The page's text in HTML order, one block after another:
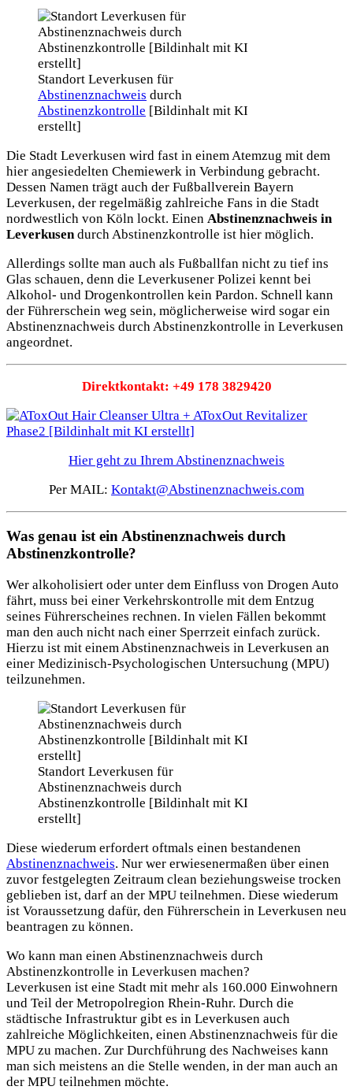
Standort Leverkusen für
Abstinenznachweis durch
Abstinenzkontrolle [Bildinhalt mit KI
erstellt]
Die Stadt Leverkusen wird fast in einem Atemzug mit dem
hier angesiedelten Chemiewerk in Verbindung gebracht.
Dessen Namen trägt auch der Fußballverein Bayern
Leverkusen, der regelmäßig zahlreiche Fans in die Stadt
nordwestlich von Köln lockt. Einen Abstinenznachweis in
Leverkusen durch Abstinenzkontrolle ist hier möglich.
Allerdings sollte man auch als Fußballfan nicht zu tief ins
Glas schauen, denn die Leverkusener Polizei kennt bei
Alkohol- und Drogenkontrollen kein Pardon. Schnell kann
der Führerschein weg sein, möglicherweise wird sogar ein
Abstinenznachweis durch Abstinenzkontrolle in Leverkusen
angeordnet.
Direktkontakt: +49 178 3829420
Hier geht zu Ihrem Abstinenznachweis
Per MAIL: Kontakt@Abstinenznachweis.com
Was genau ist ein Abstinenznachweis durch
Abstinenzkontrolle?
Wer alkoholisiert oder unter dem Einfluss von Drogen Auto
fährt, muss bei einer Verkehrskontrolle mit dem Entzug
seines Führerscheines rechnen. In vielen Fällen bekommt
man den auch nicht nach einer Sperrzeit einfach zurück.
Hierzu ist mit einem Abstinenznachweis in Leverkusen an
einer Medizinisch-Psychologischen Untersuchung (MPU)
teilzunehmen.
Standort Leverkusen für
Abstinenznachweis durch
Abstinenzkontrolle [Bildinhalt mit KI
erstellt]
Diese wiederum erfordert oftmals einen bestandenen
Abstinenznachweis. Nur wer erwiesenermaßen über einen
zuvor festgelegten Zeitraum clean beziehungsweise trocken
geblieben ist, darf an der MPU teilnehmen. Diese wiederum
ist Voraussetzung dafür, den Führerschein in Leverkusen neu
beantragen zu können.
Wo kann man einen Abstinenznachweis durch
Abstinenzkontrolle in Leverkusen machen?
Leverkusen ist eine Stadt mit mehr als 160.000 Einwohnern
und Teil der Metropolregion Rhein-Ruhr. Durch die
städtische Infrastruktur gibt es in Leverkusen auch
zahlreiche Möglichkeiten, einen Abstinenznachweis für die
MPU zu machen. Zur Durchführung des Nachweises kann
man sich meistens an die Stelle wenden, in der man auch an
der MPU teilnehmen möchte.